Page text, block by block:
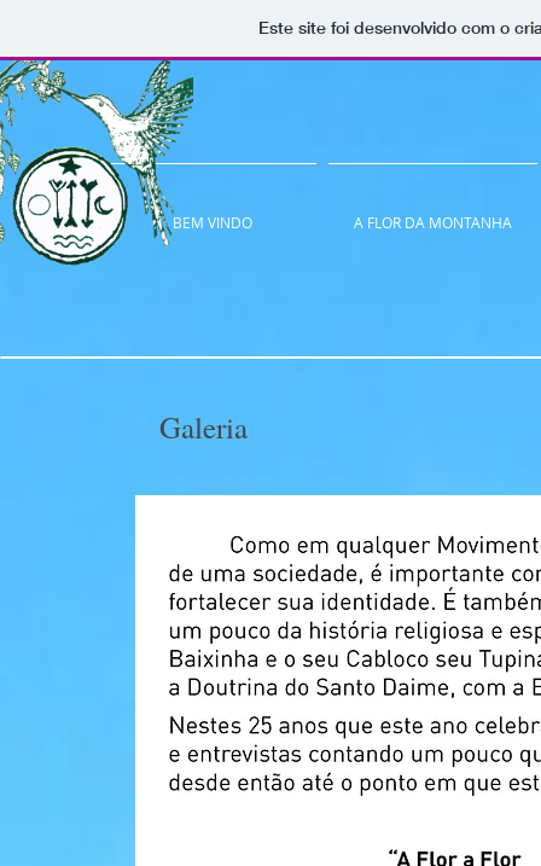
Este site foi desenvolvido com o
BEM VINDO A FLOR DA MONTANHA
Galeria